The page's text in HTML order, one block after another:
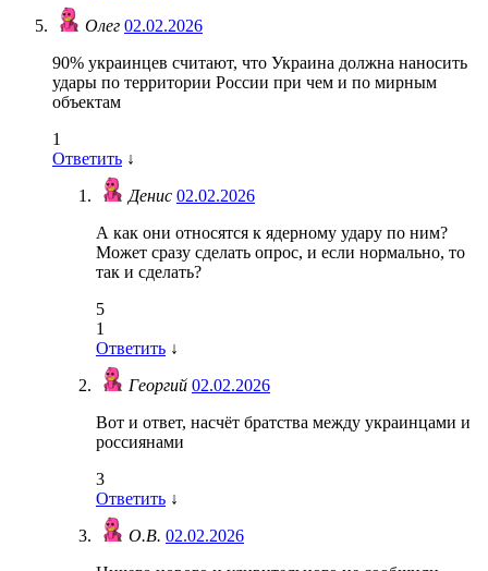
Олег 02.02.2026
90% украинцев считают, что Украина должна наносить
удары по территории России при чем и по мирным
объектам
1
Ответить ↓
Денис 02.02.2026
А как они относятся к ядерному удару по ним?
Может сразу сделать опрос, и если нормально, то
так и сделать?
5
1
Ответить ↓
Георгий 02.02.2026
Вот и ответ, насчёт братства между украинцами и
россиянами
3
Ответить ↓
О.В. 02.02.2026